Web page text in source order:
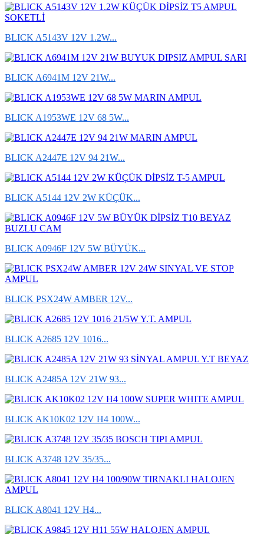
BLICK A5143V 12V 1.2W...
BLICK A6941M 12V 21W...
BLICK A1953WE 12V 68 5W...
BLICK A2447E 12V 94 21W...
BLICK A5144 12V 2W KÜÇÜK...
BLICK A0946F 12V 5W BÜYÜK...
BLICK PSX24W AMBER 12V...
BLICK A2685 12V 1016...
BLICK A2485A 12V 21W 93...
BLICK AK10K02 12V H4 100W...
BLICK A3748 12V 35/35...
BLICK A8041 12V H4...